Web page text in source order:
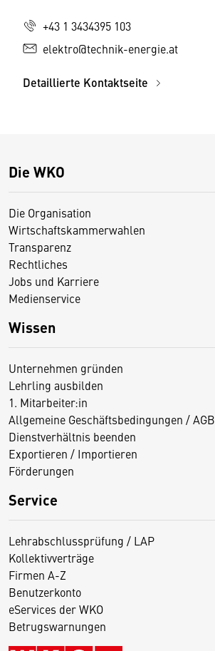
+43 1 3434395 103
elektro@technik-energie.at
Detaillierte Kontaktseite
Die WKO
Die Organisation
Wirtschaftskammerwahlen
Transparenz
Rechtliches
Jobs und Karriere
Medienservice
Wissen
Unternehmen gründen
Lehrling ausbilden
1. Mitarbeiter:in
Allgemeine Geschäftsbedingungen / AGB
Dienstverhältnis beenden
Exportieren / Importieren
Förderungen
Service
Lehrabschlussprüfung / LAP
Kollektivverträge
Firmen A-Z
Benutzerkonto
eServices der WKO
Betrugswarnungen